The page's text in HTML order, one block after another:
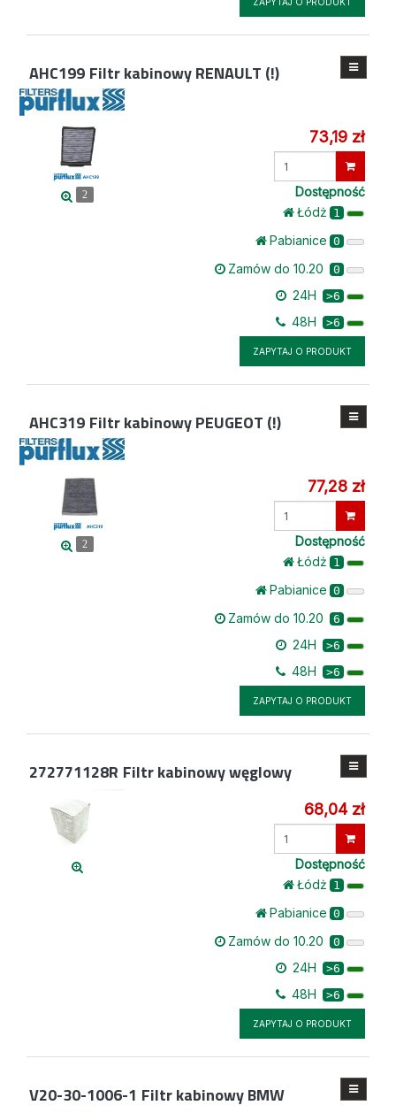
ZAPYTAJ O PRODUKT
AHC199 Filtr kabinowy RENAULT (!)
2
73,19 zł
Dostępność
Łódż 1
Pabianice 0
Zamów do 10.20 0
24H >6
48H >6
ZAPYTAJ O PRODUKT
AHC319 Filtr kabinowy PEUGEOT (!)
2
77,28 zł
Dostępność
Łódż 1
Pabianice 0
Zamów do 10.20 6
24H >6
48H >6
ZAPYTAJ O PRODUKT
272771128R Filtr kabinowy węglowy
68,04 zł
Dostępność
Łódż 1
Pabianice 0
Zamów do 10.20 0
24H >6
48H >6
ZAPYTAJ O PRODUKT
V20-30-1006-1 Filtr kabinowy BMW